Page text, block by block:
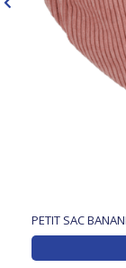
PETIT SAC